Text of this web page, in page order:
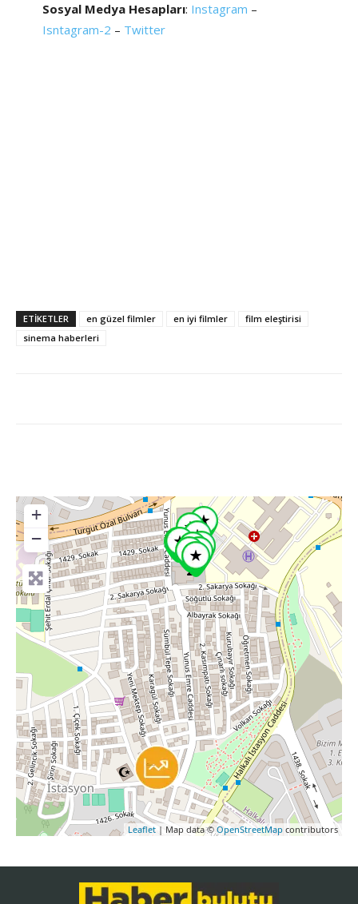
Sosyal Medya Hesapları: Instagram –
Isntagram-2 – Twitter
ETİKETLER en güzel filmler en iyi filmler
film eleştirisi
sinema haberleri
+
−
Leaflet | Map data ©OpenStreetMap contributors